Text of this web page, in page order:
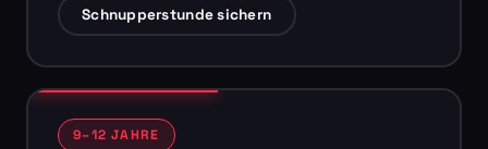
Schnupperstunde sichern
9–12 JAHRE